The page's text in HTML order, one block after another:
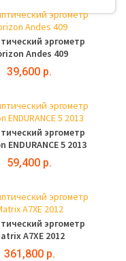
эргометр
Andes 409
39,600 р.
эргометр
ENDURANCE 5 2013
59,400 р.
эргометр
A7XE 2012
361,800 р.